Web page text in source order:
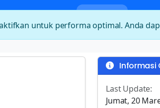
Informasi
Last Update:
Jumat, 20
untuk performa optimal. Anda